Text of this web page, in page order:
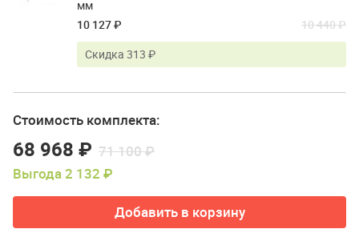
мм
10 127 ₽
10 440 ₽
Скидка 313 ₽
Стоимость комплекта:
68 968 ₽ 71 100 ₽
Выгода 2 132 ₽
Добавить в корзину